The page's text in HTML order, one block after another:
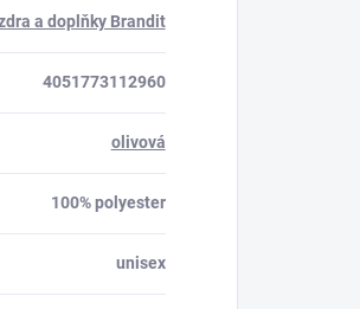
a doplňky Brandit
4051773112960
olivová
100% polyester
unisex